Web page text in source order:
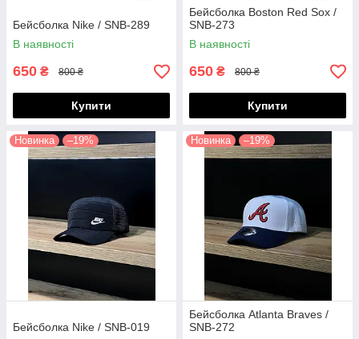
Бейсболка Nike / SNB-289
В наявності
650 ₴ 800 ₴
Купити
Бейсболка Boston Red Sox /
SNB-273
В наявності
650 ₴ 800 ₴
Купити
Новинка –19%
Бейсболка Nike / SNB-019
Новинка –19%
Бейсболка Atlanta Braves /
SNB-272